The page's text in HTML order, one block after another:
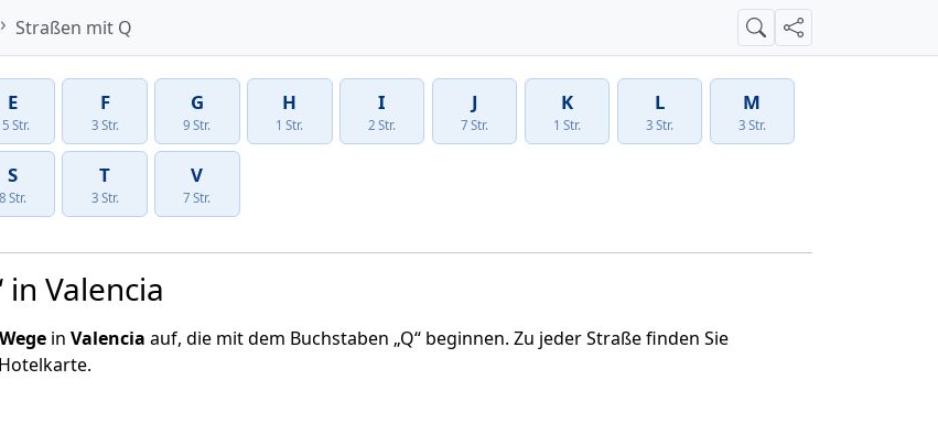
Straßen mit Q SucheTeilen
E
Str.
F
3 Str.
G
9 Str.
H
1 Str.
I
2 Str.
J
7 Str.
K
1 Str.
L
3 Str.
M
3 Str.
S
8 Str.
T
3 Str.
V
7 Str.
Valencia
in Valencia auf, die mit dem Buchstaben „Q“ beginnen. Zu jeder Straße finden Sie